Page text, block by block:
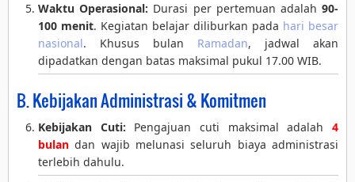
Waktu Operasional: Durasi per pertemuan adalah90-
100 menit. Kegiatan belajar diliburkan pada hari besar
nasional. Khusus bulan Ramadan, jadwal akan
dipadatkan dengan batas maksimal pukul 17.00 WIB.
B. Kebijakan Administrasi & Komitmen
Kebijakan Cuti: Pengajuan cuti maksimal adalah4
bulan dan wajib melunasi seluruh biaya administrasi
terlebih dahulu.